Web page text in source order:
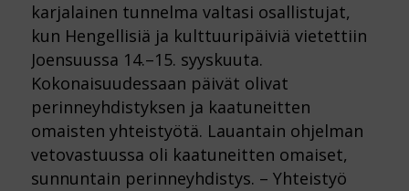
karjalainen tunnelma valtasi osallistujat,
kun Hengellisiä ja kulttuuripäiviä vietettiin
Joensuussa 14.–15. syyskuuta.
Kokonaisuudessaan päivät olivat
perinneyhdistyksen ja kaatuneitten
omaisten yhteistyötä. Lauantain ohjelman
vetovastuussa oli kaatuneitten omaiset,
sunnuntain perinneyhdistys. – Yhteistyö